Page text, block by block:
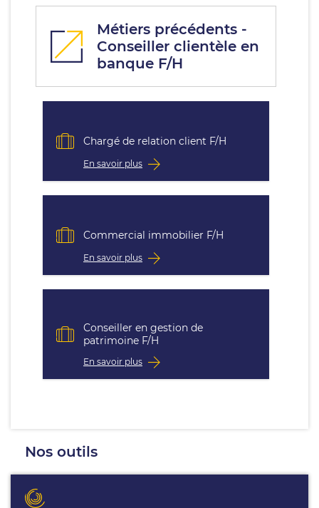
Métiers précédents -
Conseiller clientèle en
banque F/H
Chargé de relation client F/H
En savoir plus
Commercial immobilier F/H
En savoir plus
Conseiller en gestion de
patrimoine F/H
En savoir plus
Nos outils